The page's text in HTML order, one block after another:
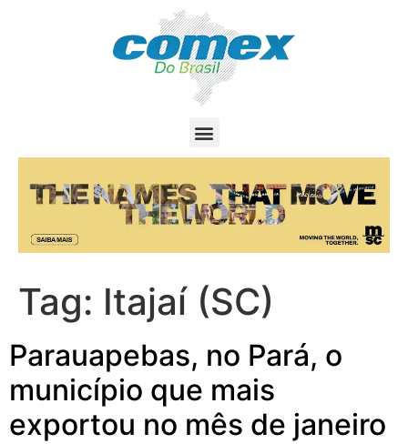
Tag: Itajaí (SC)
Parauapebas, no Pará, o
município que mais
exportou no mês de janeiro